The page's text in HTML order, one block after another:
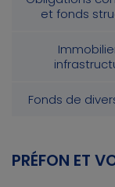
et fonds
Fonds de
PRÉFON ET